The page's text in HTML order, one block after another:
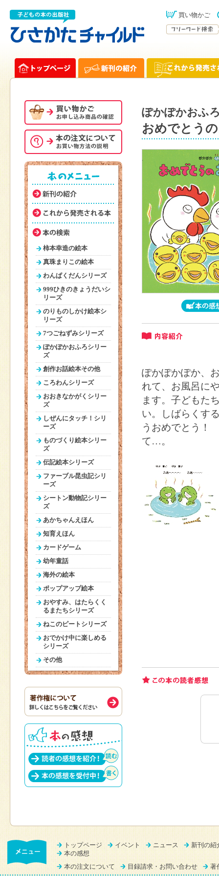
買い物かご
柿本幸造の絵本
真珠まりこの絵本
わんぱくだんシリーズ
999ひきのきょうだいシ
リーズ
のりものしかけ絵本シ
リーズ
7つごねずみシリーズ
ぽかぽかおふろシリー
ズ
創作お話絵本その他
ころわんシリーズ
おおきなかがくシリー
ズ
しぜんにタッチ！シリ
ーズ
ものづくり絵本シリー
ズ
伝記絵本シリーズ
ファーブル昆虫記シリ
ーズ
シートン動物記シリー
ズ
あかちゃんえほん
知育えほん
カードゲーム
幼年童話
海外の絵本
ポップアップ絵本
おやすみ、はたらくく
るまたちシリーズ
ねこのピートシリーズ
おでかけ中に楽しめる
シリーズ
その他
ぽかぽかおふ
おめでとう
ぽかぽかぽか、
れて、お風呂に
ます。子どもた
い。しばらくす
うおめでとう！
て…。
トップページ イベント ニュース
新刊の紹
本の感想
本の注文について
目録請求・お問い合わせ 著